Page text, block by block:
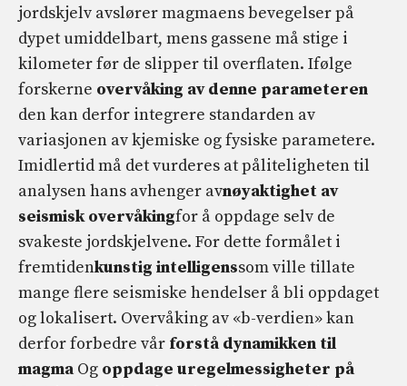
jordskjelv avslører magmaens bevegelser på
dypet umiddelbart, mens gassene må stige i
kilometer før de slipper til overflaten. Ifølge
forskerne overvåking av denne parameteren
den kan derfor integrere standarden av
variasjonen av kjemiske og fysiske parametere.
Imidlertid må det vurderes at påliteligheten til
analysen hans avhenger avnøyaktighet av
seismisk overvåkingfor å oppdage selv de
svakeste jordskjelvene. For dette formålet i
fremtidenkunstig intelligenssom ville tillate
mange flere seismiske hendelser å bli oppdaget
og lokalisert. Overvåking av «b-verdien» kan
derfor forbedre vår forstå dynamikken til
magma Og oppdage uregelmessigheter på